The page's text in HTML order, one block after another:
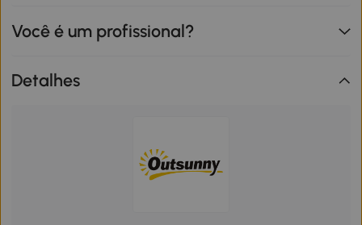
Você é um profissional?
Detalhes